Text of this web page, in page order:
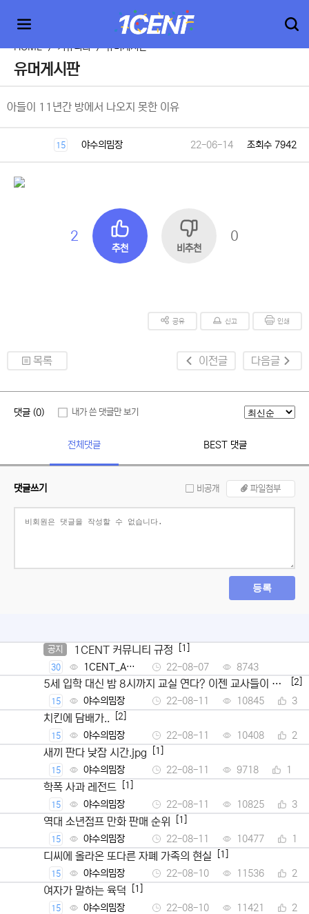
HOME > 커뮤니티 > 유머게시판
유머게시판
아들이 11년간 방에서 나오지 못한 이유
15 야수의밈장 22-06-14 조회수 7942
2
추천 비추천
0
공유 신고 인쇄
목록 이전글 다음글
댓글 (0) 내가 쓴 댓글만 보기
전체댓글 BEST 댓글
댓글쓰기 비공개 파일첨부
등록
공지 1CENT 커뮤니티 규정 [1]
30
1CENT_Ad
min
22-08-07 8743
5세 입학 대신 밤 8시까지 교실 연다? 이젠 교사들이 뿔
났다
[2]
15 야수의밈장 22-08-11 10845 3
치킨에 담배가.. [2]
15 야수의밈장 22-08-11 10408 2
새끼 판다 낮잠 시간.jpg [1]
15 야수의밈장 22-08-11 9718 1
학폭 사과 레전드 [1]
15 야수의밈장 22-08-11 10825 3
역대 소년점프 만화 판매 순위 [1]
15 야수의밈장 22-08-11 10477 1
디씨에 올라온 또다른 자폐 가족의 현실 [1]
15 야수의밈장 22-08-10 11536 2
여자가 말하는 육덕 [1]
15 야수의밈장 22-08-10 11421 2